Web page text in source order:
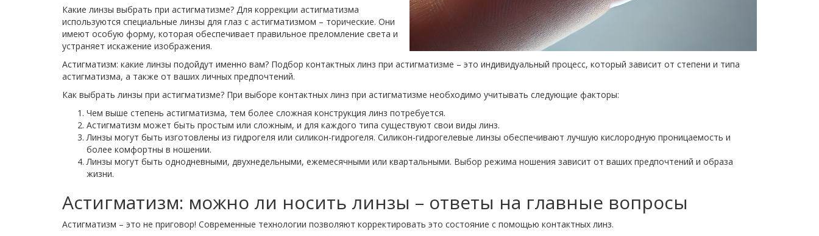
Какие линзы выбрать при астигматизме? Для коррекции астигматизма
используются специальные линзы для глаз с астигматизмом – торические. Они
имеют особую форму, которая обеспечивает правильное преломление света и
устраняет искажение изображения.
Астигматизм: какие линзы подойдут именно вам? Подбор контактных линз при астигматизме – это индивидуальный процесс, который зависит от степени и типа
астигматизма, а также от ваших личных предпочтений.
Как выбрать линзы при астигматизме? При выборе контактных линз при астигматизме необходимо учитывать следующие факторы:
Чем выше степень астигматизма, тем более сложная конструкция линз потребуется.
Астигматизм может быть простым или сложным, и для каждого типа существуют свои виды линз.
Линзы могут быть изготовлены из гидрогеля или силикон-гидрогеля. Силикон-гидрогелевые линзы обеспечивают лучшую кислородную проницаемость и
более комфортны в ношении.
Линзы могут быть однодневными, двухнедельными, ежемесячными или квартальными. Выбор режима ношения зависит от ваших предпочтений и образа
жизни.
Астигматизм: можно ли носить линзы – ответы на главные вопросы
Астигматизм – это не приговор! Современные технологии позволяют корректировать это состояние с помощью контактных линз.